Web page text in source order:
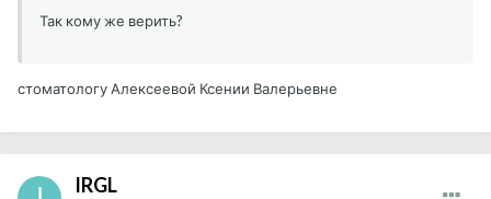
Так кому же верить?
стоматологу Алексеевой Ксении Валерьевне
IRGL